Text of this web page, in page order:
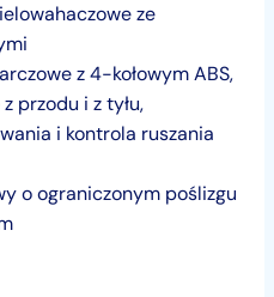
ze
z 4-kołowym ABS,
przodu i z tyłu,
i kontrola ruszania
o ograniczonym poślizgu